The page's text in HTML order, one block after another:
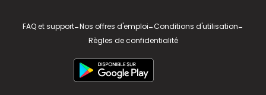
FAQ et support-Nos offres d'emploi-Conditions d'utilisation-
Règles de confidentialité